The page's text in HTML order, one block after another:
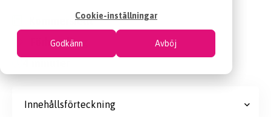
Cookie-inställningar
Godkänn Avböj
TERMINOLOGI
Kommersiellt
förhandling
Innehållsförteckning